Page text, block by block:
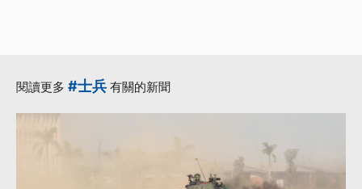
閱讀更多 #士兵 有關的新聞